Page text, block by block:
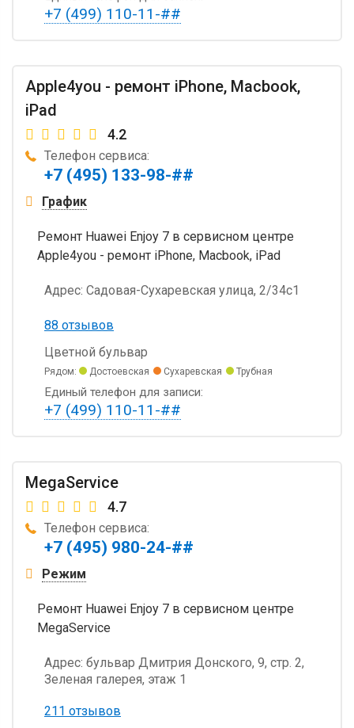
+7 (499) 110-11-##
Apple4you - ремонт iPhone, Macbook,
iPad
4.2
Телефон сервиса:
+7 (495) 133-98-##
График
Ремонт Huawei Enjoy 7 в сервисном центре
Apple4you - ремонт iPhone, Macbook, iPad
Адрес: Садовая-Сухаревская улица, 2/34с1
88 отзывов
Цветной бульвар
Рядом: Достоевская Сухаревская Трубная
Единый телефон для записи:
+7 (499) 110-11-##
MegaService
4.7
Телефон сервиса:
+7 (495) 980-24-##
Режим
Ремонт Huawei Enjoy 7 в сервисном центре
MegaService
Адрес: бульвар Дмитрия Донского, 9, стр. 2,
Зеленая галерея, этаж 1
211 отзывов